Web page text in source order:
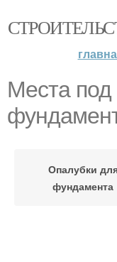
Места
Опалубки
фундамента